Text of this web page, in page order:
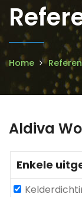
Home
Aldiva
Enkele